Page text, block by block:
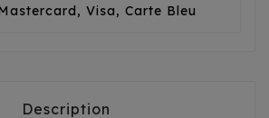
Visa, Carte Bleu
Description